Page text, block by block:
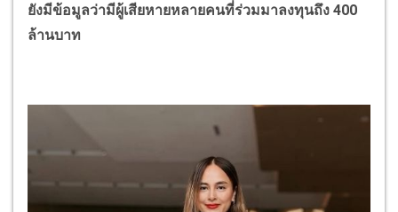
ยังมีข้อมูลว่ามีผู้เสียหายหลายคนที่ร่วมมาลงทุนถึง 400
ล้านบาท